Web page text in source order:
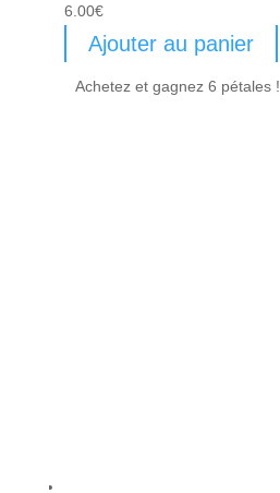
6.00€
Ajouter au panier
Achetez et gagnez 6 pétales !